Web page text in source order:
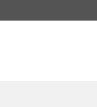
to